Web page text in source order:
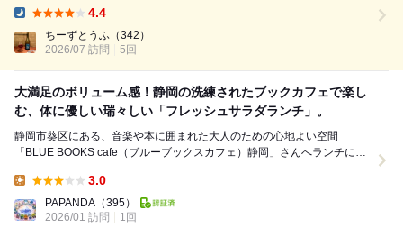
限定メニューが変わる度に行きたくなってしまいます。 飲んだ後の〆パ
フェで。ソフトクリーム...
4.4
ちーずとうふ （342）
2026/07 訪問
5回
大満足のボリューム感！静岡の洗練されたブックカフェで楽し
む、体に優しい瑞々しい「フレッシュサラダランチ」。
静岡市葵区にある、音楽や本に囲まれた大人のための心地よい空間
「BLUE BOOKS cafe（ブルーブックスカフェ）静岡」さんへランチに伺
3.0
PAPANDA （395）
2026/01 訪問
1回